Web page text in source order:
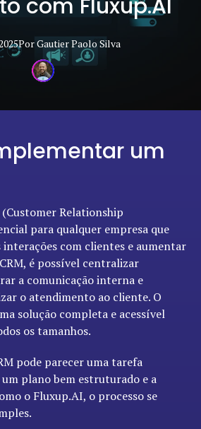
com Fluxup.AI
PorGautier Paolo Silva
um
(Customer Relationship
para qualquer empresa que
interações com clientes e aumentar
é possível centralizar
a comunicação interna e
o atendimento ao cliente. O
solução completa e acessível
os tamanhos.
pode parecer uma tarefa
plano bem estruturado e a
o Fluxup.AI, o processo se